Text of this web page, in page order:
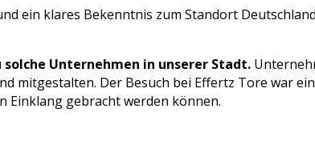
ein klares Bekenntnis zum Standort
solche Unternehmen in unserer Stadt.
mitgestalten. Der Besuch bei Effertz Tore war
Einklang gebracht werden können.